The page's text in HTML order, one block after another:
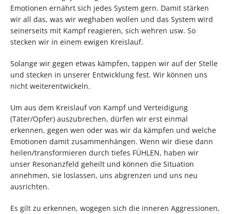
Emotionen ernährt sich jedes System gern. Damit stärken
wir all das, was wir weghaben wollen und das System wird
seinerseits mit Kampf reagieren, sich wehren usw. So
stecken wir in einem ewigen Kreislauf.
Solange wir gegen etwas kämpfen, tappen wir auf der Stelle
und stecken in unserer Entwicklung fest. Wir können uns
nicht weiterentwickeln.
Um aus dem Kreislauf von Kampf und Verteidigung
(Täter/Opfer) auszubrechen, dürfen wir erst einmal
erkennen, gegen wen oder was wir da kämpfen und welche
Emotionen damit zusammenhängen. Wenn wir diese dann
heilen/transformieren durch tiefes FÜHLEN, haben wir
unser Resonanzfeld geheilt und können die Situation
annehmen, sie loslassen, uns abgrenzen und uns neu
ausrichten.
Es gilt zu erkennen, wogegen sich die inneren Aggressionen,